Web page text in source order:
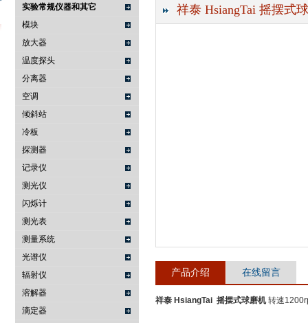
武汉提沃克科技有限公司
实验常规仪器和其它
模块
放大器
温度探头
分离器
空调
倾斜站
冷板
探测器
记录仪
测光仪
闪烁计
测光表
测量系统
光谱仪
辐射仪
溶解器
滴定器
祥泰 HsiangTai 摇摆式
产品介绍 在线留言
祥泰 HsiangTai 摇摆式球磨机转速